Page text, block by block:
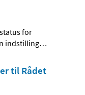
for
indstilling…
til Rådet